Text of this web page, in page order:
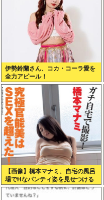
伊勢鈴蘭さん、コカ・コーラ愛を
全力アピール！
【画像】橋本マナミ、自宅の風呂
場でHなパンティ姿を見せつける